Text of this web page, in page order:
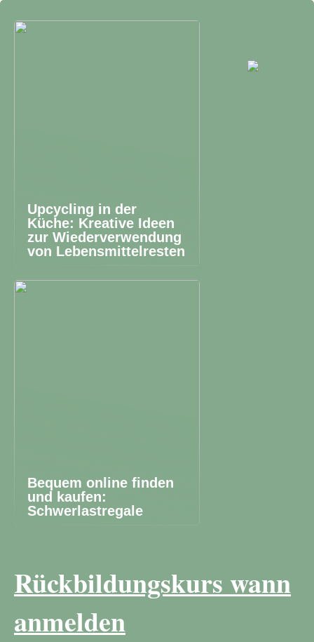
Upcycling in der
Küche: Kreative Ideen
zur Wiederverwendung
von Lebensmittelresten
Bequem online finden
und kaufen:
Schwerlastregale
Rückbildungskurs wann
anmelden